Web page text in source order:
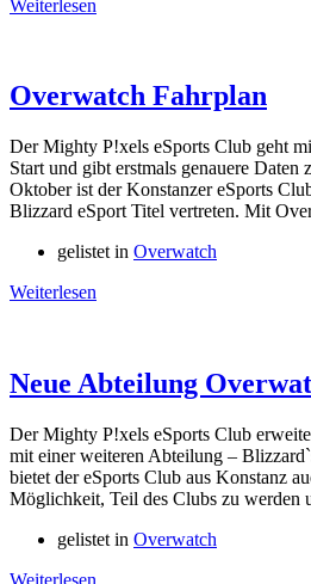
Weiterlesen
Overwatch Fahrplan
Der Mighty P!xels eSports Club geht
Start und gibt erstmals genauere Daten
Oktober ist der Konstanzer eSports
Blizzard eSport Titel vertreten. Mit
gelistet in Overwatch
Weiterlesen
Neue Abteilung
Der Mighty P!xels eSports Club
mit einer weiteren Abteilung –
bietet der eSports Club aus Konstanz
Möglichkeit, Teil des Clubs zu werden
gelistet in Overwatch